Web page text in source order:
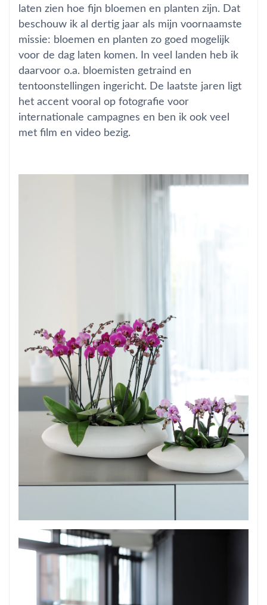
laten zien hoe fijn bloemen en planten zijn. Dat
beschouw ik al dertig jaar als mijn voornaamste
missie: bloemen en planten zo goed mogelijk
voor de dag laten komen. In veel landen heb ik
daarvoor o.a. bloemisten getraind en
tentoonstellingen ingericht. De laatste jaren ligt
het accent vooral op fotografie voor
internationale campagnes en ben ik ook veel
met film en video bezig.